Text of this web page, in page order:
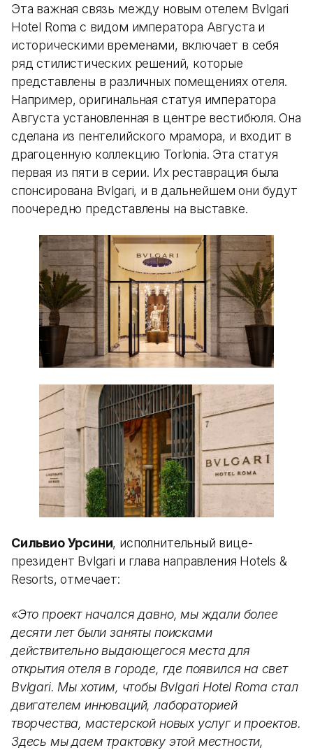
Эта важная связь между новым отелем Bvlgari
Hotel Roma с видом императора Августа и
историческими временами, включает в себя
ряд стилистических решений, которые
представлены в различных помещениях отеля.
Например, оригинальная статуя императора
Августа установленная в центре вестибюля. Она
сделана из пентелийского мрамора, и входит в
драгоценную коллекцию Torlonia. Эта статуя
первая из пяти в серии. Их реставрация была
спонсирована Bvlgari, и в дальнейшем они будут
поочередно представлены на выставке.
Сильвио Урсини, исполнительный вице-
президент Bvlgari и глава направления Hotels &
Resorts, отмечает:
«Это проект начался давно, мы ждали более
десяти лет были заняты поисками
действительно выдающегося места для
открытия отеля в городе, где появился на свет
Bvlgari. Мы хотим, чтобы Bvlgari Hotel Roma стал
двигателем инноваций, лабораторией
творчества, мастерской новых услуг и проектов.
Здесь мы даем трактовку этой местности,